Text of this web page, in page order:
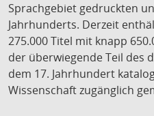
Sprachgebiet gedruckten
Jahrhunderts. Derzeit
275.000 Titel mit knapp
der überwiegende Teil des
dem 17. Jahrhundert
Wissenschaft zugänglich